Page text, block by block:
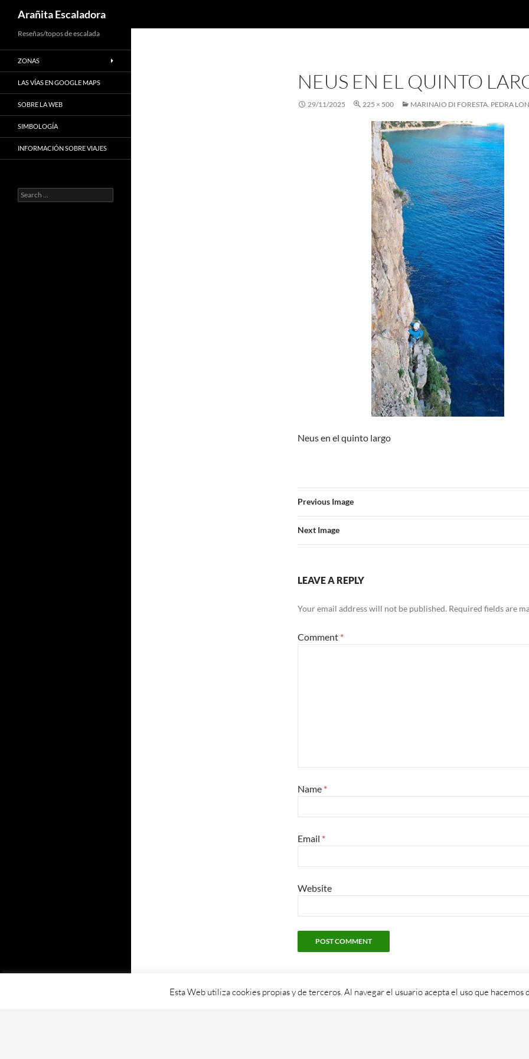
to
content
Arañita Escaladora
NEUS EN EL QUINTO
29/11/2025 225 × 500 MARINAIO DI FORESTA. PEDRA
Neus en el quinto largo
Previous Image
Next Image
LEAVE A REPLY
Your email address will not be published. Required fields are
Comment *
Name *
Email *
Website
Reseñas/topos de escalada
ZONAS
LAS VÍAS EN GOOGLE MAPS
SOBRE LA WEB
SIMBOLOGÍA
INFORMACIÓN SOBRE VIAJES
Search
for:
Esta Web utiliza cookies propias y de terceros. Al navegar el usuario acepta el uso que hacemos